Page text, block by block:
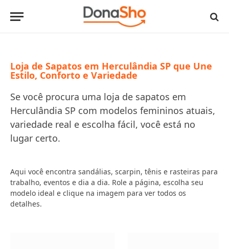
Loja de Sapatos em Herculândia SP que Une
Estilo, Conforto e Variedade
Se você procura uma loja de sapatos em
Herculândia SP com modelos femininos atuais,
variedade real e escolha fácil, você está no
lugar certo.
Aqui você encontra sandálias, scarpin, tênis e rasteiras para
trabalho, eventos e dia a dia. Role a página, escolha seu
modelo ideal e clique na imagem para ver todos os
detalhes.